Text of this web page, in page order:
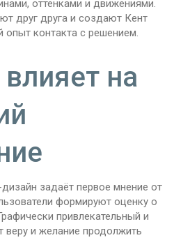
оттенками и движениями.
друг друга и создают Кент
опыт контакта с решением.
на
задаёт первое мнение от
формируют оценку о
привлекательный и
и желание продолжить